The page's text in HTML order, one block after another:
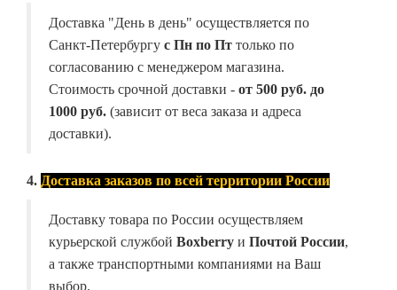
Доставка "День в день" осуществляется по
Санкт-Петербургу с Пн по Пт только по
согласованию с менеджером магазина.
Стоимость срочной доставки - от 500 руб. до
1000 руб. (зависит от веса заказа и адреса
доставки).
4. Доставка заказов по всей территории России
Доставку товара по России осуществляем
курьерской службой Boxberry и Почтой России,
а также транспортными компаниями на Ваш
выбор.